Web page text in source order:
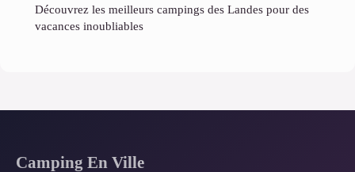
Découvrez les meilleurs campings des Landes pour des
vacances inoubliables
Camping En Ville